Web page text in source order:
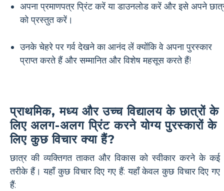
अपना प्रमाणपत्र प्रिंट करें या डाउनलोड करें और इसे अपने
को प्रस्तुत करें।
उनके चेहरे पर गर्व देखने का आनंद लें क्योंकि वे अपना पुरस्कार
प्राप्त करते हैं और सम्मानित और विशेष महसूस करते हैं!
प्राथमिक, मध्य और उच्च विद्यालय के छात्रों के
लिए अलग-अलग प्रिंट करने योग्य पुरस्कारों के
लिए कुछ विचार क्या हैं?
छात्र की व्यक्तिगत ताकत और विकास को स्वीकार करने के कई
तरीके हैं। यहाँ कुछ विचार दिए गए हैं: यहाँ केवल कुछ विचार दिए गए
हैं: